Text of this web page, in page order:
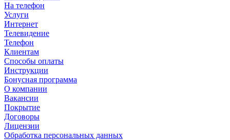
На телефон
Услуги
Интернет
Телевидение
Телефон
Клиентам
Способы оплаты
Инструкции
Бонусная программа
О компании
Вакансии
Покрытие
Договоры
Лицензии
Обработка персональных данных